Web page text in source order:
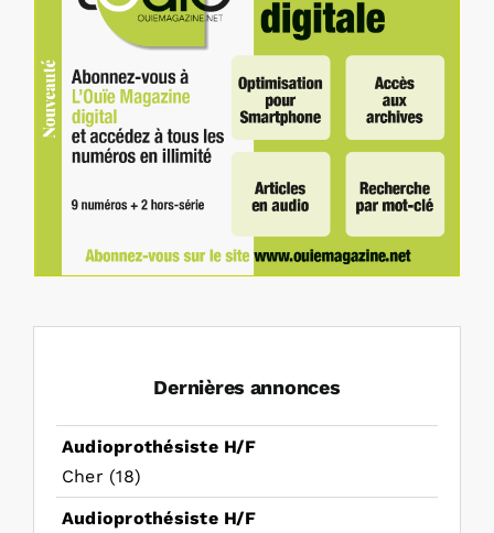
Dernières annonces
Audioprothésiste H/F
Cher (18)
Audioprothésiste H/F